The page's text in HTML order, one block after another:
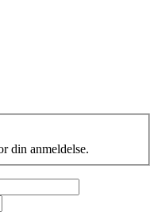
din anmeldelse.